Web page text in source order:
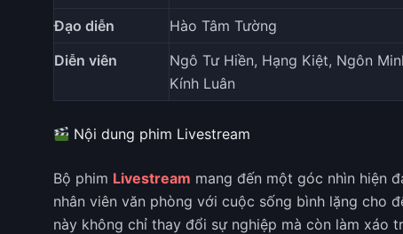
Đạo diễn
Hào Tâm Tường
Diễn viên
Ngô Tư Hiền, Hạng Kiệt, Ngôn
Kính Luân
Nội dung phim Livestream
Bộ phim Livestream mang đến một góc nhìn hiện
nhân viên văn phòng với cuộc sống bình lặng cho
này không chỉ thay đổi sự nghiệp mà còn làm xáo